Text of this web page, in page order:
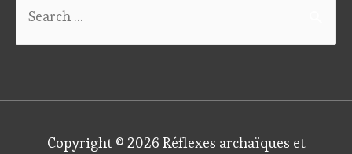
Copyright © 2026 Réflexes archaïques et